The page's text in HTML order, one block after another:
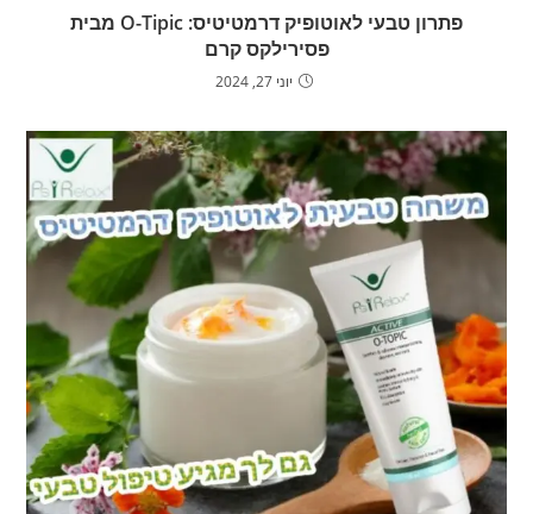
פתרון טבעי לאוטופיק דרמטיטיס: O-Tipic מבית
פסירילקס קרם
יוני 27, 2024